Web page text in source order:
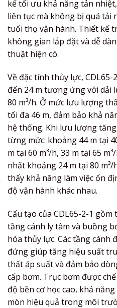
kế tối ưu khả năng tản
liên tục mà không bị quá tải
tuổi thọ vận hành. Thiết kế
không gian lắp đặt và dễ
thuật hiện có.
Về đặc tính thủy lực, CDL65-
đến 24 m tương ứng với dải
80 m³/h. Ở mức lưu lượng
tối đa 46 m, đảm bảo khả
hệ thống. Khi lưu lượng
từng mức: khoảng 44 m tại
m tại 60 m³/h, 33 m tại 65
nhất khoảng 24 m tại 80
thấy khả năng làm việc ổn
độ vận hành khác nhau.
Cấu tạo của CDL65-2-1
tầng cánh ly tâm và buồng
hóa thủy lực. Các tầng
đứng giúp tăng hiệu suất
thất áp suất và đảm bảo
cấp bơm. Trục bơm được
độ bền cơ học cao, khả
mòn hiệu quả trong môi